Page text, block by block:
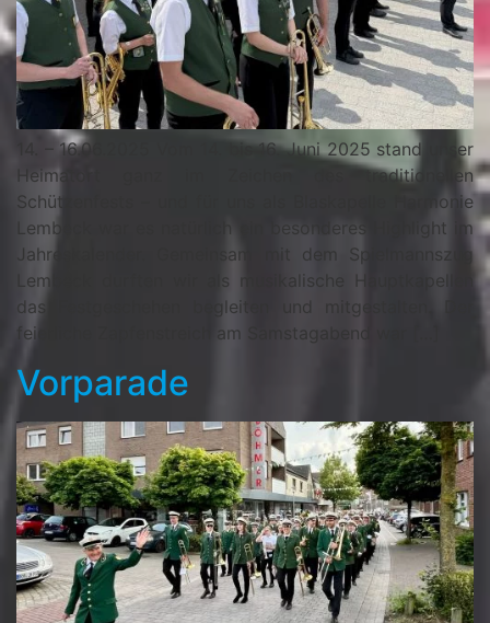
14. – 16.06.2025 Vom 14. bis 16. Juni 2025 stand unser
Heimatort ganz im Zeichen des traditionellen
Schützenfests – und für uns als Blaskapelle Harmonie
Lembeck war es natürlich ein besonderes Highlight im
Jahreskalender. Gemeinsam mit dem Spielmannszug
Lembeck durften wir als musikalische Hauptkapellen
das Festgeschehen begleiten und mitgestalten. Der
feierliche Zapfenstreich am Samstagabend war […]
Vorparade